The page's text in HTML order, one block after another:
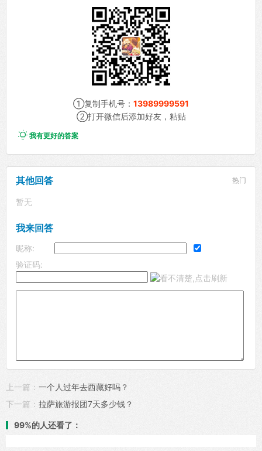
①复制手机号： 13989999591
②打开微信后添加好友，粘贴
我有更好的答案
其他回答 热门
暂无
我来回答
昵称:
验证码:
上一篇： 一个人过年去西藏好吗？
下一篇： 拉萨旅游报团7天多少钱？
99%的人还看了：